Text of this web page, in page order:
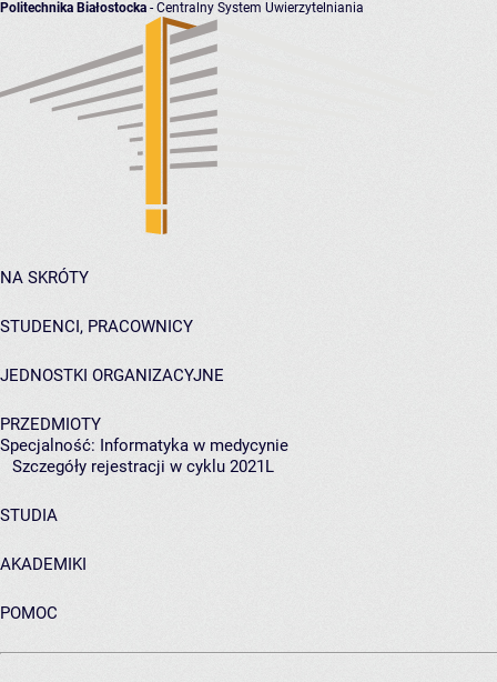
Politechnika Białostocka - Centralny System Uwierzytelniania
NA SKRÓTY
STUDENCI, PRACOWNICY
JEDNOSTKI ORGANIZACYJNE
PRZEDMIOTY
Specjalność: Informatyka w medycynie
Szczegóły rejestracji w cyklu 2021L
STUDIA
AKADEMIKI
POMOC